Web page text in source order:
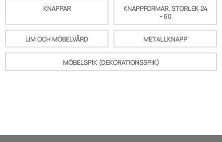
KNAPPAR
KNAPPFORMAR, STORLEK 24
- 60
LIM OCH MÖBELVÅRD METALLKNAPP
MÖBELSPIK (DEKORATIONSSPIK)